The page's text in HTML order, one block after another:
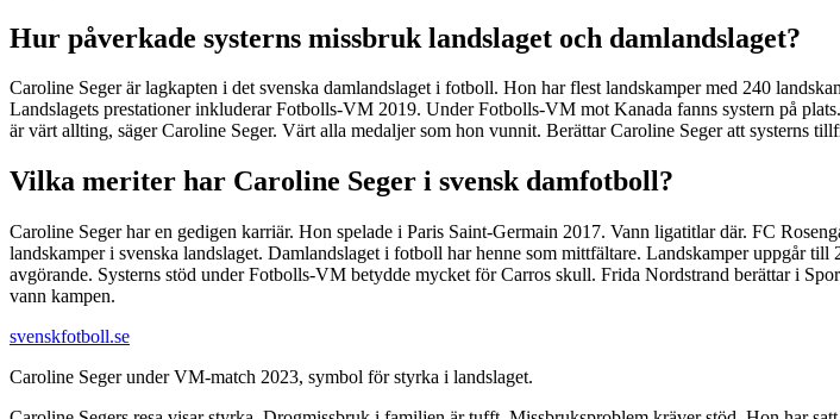
Hur påverkade systerns missbruk landslaget och damlandslaget?
Caroline Seger är lagkapten i det svenska damlandslaget i fotboll. Hon har flest landskamper med 240
Landslagets prestationer inkluderar Fotbolls-VM 2019. Under Fotbolls-VM mot Kanada fanns systern på
är värt allting, säger Caroline Seger. Värt alla medaljer som hon vunnit. Berättar Caroline Seger att systerns
Vilka meriter har Caroline Seger i svensk damfotboll?
Caroline Seger har en gedigen karriär. Hon spelade i Paris Saint-Germain 2017. Vann ligatitlar där. FC
landskamper i svenska landslaget. Damlandslaget i fotboll har henne som mittfältare. Landskamper uppgår
avgörande. Systerns stöd under Fotbolls-VM betydde mycket för Carros skull. Frida Nordstrand berättar i
vann kampen.
svenskfotboll.se
Caroline Seger under VM-match 2023, symbol för styrka i landslaget.